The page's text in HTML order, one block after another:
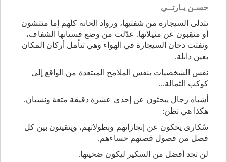
حسـن يـارتــي
تتدلى السيجارة من شفتيها، ورواد الحانة كلهم إما منتشون
أو منقِبون عن مثيلاتها. عدّلت من وضع فستانها الشفاف،
ونفثت دخان السيجارة في الهواء وهي تتأمل أركان المكان
بعين ذابلة.
نفس الشخصيات بنفس الملامح المبتعدة من الواقع إلى
كوكب الثمالة...
أشباه رجال يبحثون عن إحدى عشرة دقيقة متعة ونسيان.
هكذا هي تظن:
سُكارى يحكون عن إنجازاتهم وبطولاتهم، ويتقيئون بين كل
فصل من فصول قصتهم حساءهم.
لن تجد أفضل من السكير ليكون ضحيتها.